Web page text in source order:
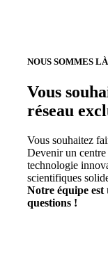
NOUS SOMMES
Vous
réseau
Vous souhaitez
Devenir un
technologie
scientifiques
Notre équipe
questions !